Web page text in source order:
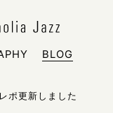
BLOG
ポ更新しました